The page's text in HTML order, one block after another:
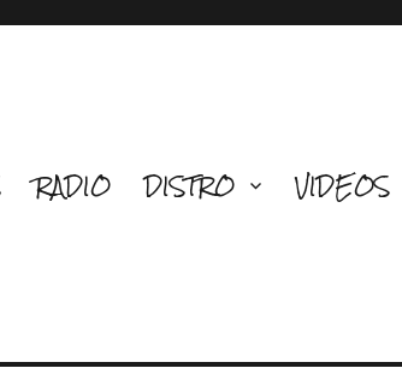
RADIO DISTRO VIDEOS